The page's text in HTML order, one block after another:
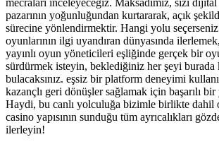
mecraları inceleyeceğiz. Maksadımız, sizi
pazarının yoğunluğundan kurtararak, açık
sürecine yönlendirmektir. Hangi yolu
oyunlarının ilgi uyandıran dünyasında
yayınlı oyun yöneticileri eşliğinde gerçek bir
sürdürmek isteyin, beklediğiniz her şeyi burada
bulacaksınız. eşsiz bir platform deneyimi
kazançlı geri dönüşler sağlamak için başarılı
Haydi, bu canlı yolculuğa bizimle birlikte dahil
casino yapısının sunduğu tüm ayrıcalıkları
ilerleyin!